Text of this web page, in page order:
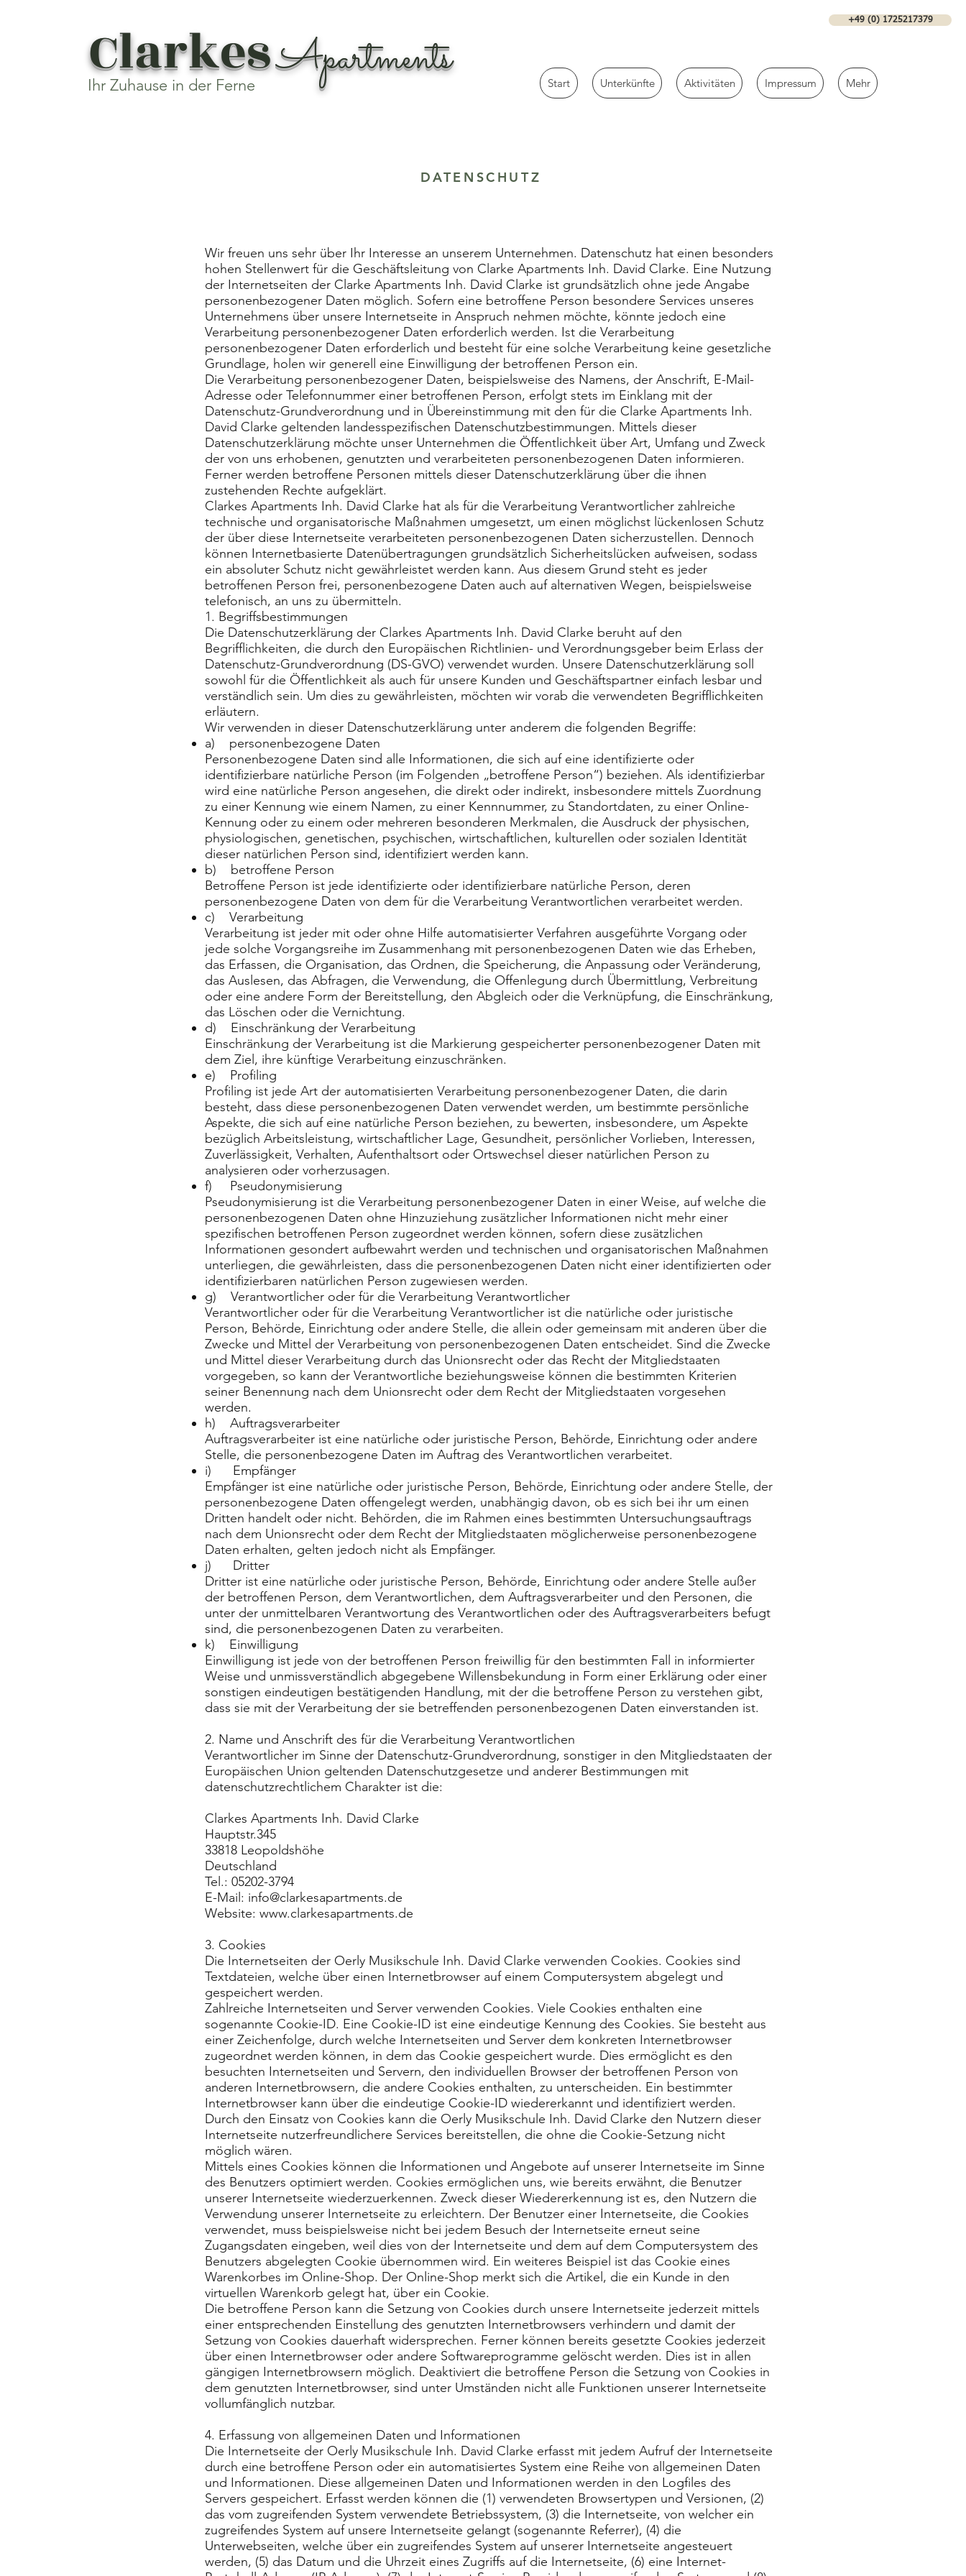
ClarkesApartments
Ihr Zuhause in der Ferne
+49 (0) 1725217379
Start Unterkünfte Aktivitäten Impressum Mehr
DATENSCHUTZ
Wir freuen uns sehr über Ihr Interesse an unserem Unternehmen. Datenschutz hat einen besonders
hohen Stellenwert für die Geschäftsleitung von Clarke Apartments Inh. David Clarke. Eine Nutzung
der Internetseiten der Clarke Apartments Inh. David Clarke ist grundsätzlich ohne jede Angabe
personenbezogener Daten möglich. Sofern eine betroffene Person besondere Services unseres
Unternehmens über unsere Internetseite in Anspruch nehmen möchte, könnte jedoch eine
Verarbeitung personenbezogener Daten erforderlich werden. Ist die Verarbeitung
personenbezogener Daten erforderlich und besteht für eine solche Verarbeitung keine gesetzliche
Grundlage, holen wir generell eine Einwilligung der betroffenen Person ein.
Die Verarbeitung personenbezogener Daten, beispielsweise des Namens, der Anschrift, E-Mail-
Adresse oder Telefonnummer einer betroffenen Person, erfolgt stets im Einklang mit der
Datenschutz-Grundverordnung und in Übereinstimmung mit den für die Clarke Apartments Inh.
David Clarke geltenden landesspezifischen Datenschutzbestimmungen. Mittels dieser
Datenschutzerklärung möchte unser Unternehmen die Öffentlichkeit über Art, Umfang und Zweck
der von uns erhobenen, genutzten und verarbeiteten personenbezogenen Daten informieren.
Ferner werden betroffene Personen mittels dieser Datenschutzerklärung über die ihnen
zustehenden Rechte aufgeklärt.
Clarkes Apartments Inh. David Clarke hat als für die Verarbeitung Verantwortlicher zahlreiche
technische und organisatorische Maßnahmen umgesetzt, um einen möglichst lückenlosen Schutz
der über diese Internetseite verarbeiteten personenbezogenen Daten sicherzustellen. Dennoch
können Internetbasierte Datenübertragungen grundsätzlich Sicherheitslücken aufweisen, sodass
ein absoluter Schutz nicht gewährleistet werden kann. Aus diesem Grund steht es jeder
betroffenen Person frei, personenbezogene Daten auch auf alternativen Wegen, beispielsweise
telefonisch, an uns zu übermitteln.
1. Begriffsbestimmungen
Die Datenschutzerklärung der Clarkes Apartments Inh. David Clarke beruht auf den
Begrifflichkeiten, die durch den Europäischen Richtlinien- und Verordnungsgeber beim Erlass der
Datenschutz-Grundverordnung (DS-GVO) verwendet wurden. Unsere Datenschutzerklärung soll
sowohl für die Öffentlichkeit als auch für unsere Kunden und Geschäftspartner einfach lesbar und
verständlich sein. Um dies zu gewährleisten, möchten wir vorab die verwendeten Begrifflichkeiten
erläutern.
Wir verwenden in dieser Datenschutzerklärung unter anderem die folgenden Begriffe:
a) personenbezogene Daten
Personenbezogene Daten sind alle Informationen, die sich auf eine identifizierte oder
identifizierbare natürliche Person (im Folgenden „betroffene Person“) beziehen. Als identifizierbar
wird eine natürliche Person angesehen, die direkt oder indirekt, insbesondere mittels Zuordnung
zu einer Kennung wie einem Namen, zu einer Kennnummer, zu Standortdaten, zu einer Online-
Kennung oder zu einem oder mehreren besonderen Merkmalen, die Ausdruck der physischen,
physiologischen, genetischen, psychischen, wirtschaftlichen, kulturellen oder sozialen Identität
dieser natürlichen Person sind, identifiziert werden kann.
b) betroffene Person
Betroffene Person ist jede identifizierte oder identifizierbare natürliche Person, deren
personenbezogene Daten von dem für die Verarbeitung Verantwortlichen verarbeitet werden.
c) Verarbeitung
Verarbeitung ist jeder mit oder ohne Hilfe automatisierter Verfahren ausgeführte Vorgang oder
jede solche Vorgangsreihe im Zusammenhang mit personenbezogenen Daten wie das Erheben,
das Erfassen, die Organisation, das Ordnen, die Speicherung, die Anpassung oder Veränderung,
das Auslesen, das Abfragen, die Verwendung, die Offenlegung durch Übermittlung, Verbreitung
oder eine andere Form der Bereitstellung, den Abgleich oder die Verknüpfung, die Einschränkung,
das Löschen oder die Vernichtung.
d) Einschränkung der Verarbeitung
Einschränkung der Verarbeitung ist die Markierung gespeicherter personenbezogener Daten mit
dem Ziel, ihre künftige Verarbeitung einzuschränken.
e) Profiling
Profiling ist jede Art der automatisierten Verarbeitung personenbezogener Daten, die darin
besteht, dass diese personenbezogenen Daten verwendet werden, um bestimmte persönliche
Aspekte, die sich auf eine natürliche Person beziehen, zu bewerten, insbesondere, um Aspekte
bezüglich Arbeitsleistung, wirtschaftlicher Lage, Gesundheit, persönlicher Vorlieben, Interessen,
Zuverlässigkeit, Verhalten, Aufenthaltsort oder Ortswechsel dieser natürlichen Person zu
analysieren oder vorherzusagen.
f) Pseudonymisierung
Pseudonymisierung ist die Verarbeitung personenbezogener Daten in einer Weise, auf welche die
personenbezogenen Daten ohne Hinzuziehung zusätzlicher Informationen nicht mehr einer
spezifischen betroffenen Person zugeordnet werden können, sofern diese zusätzlichen
Informationen gesondert aufbewahrt werden und technischen und organisatorischen Maßnahmen
unterliegen, die gewährleisten, dass die personenbezogenen Daten nicht einer identifizierten oder
identifizierbaren natürlichen Person zugewiesen werden.
g) Verantwortlicher oder für die Verarbeitung Verantwortlicher
Verantwortlicher oder für die Verarbeitung Verantwortlicher ist die natürliche oder juristische
Person, Behörde, Einrichtung oder andere Stelle, die allein oder gemeinsam mit anderen über die
Zwecke und Mittel der Verarbeitung von personenbezogenen Daten entscheidet. Sind die Zwecke
und Mittel dieser Verarbeitung durch das Unionsrecht oder das Recht der Mitgliedstaaten
vorgegeben, so kann der Verantwortliche beziehungsweise können die bestimmten Kriterien
seiner Benennung nach dem Unionsrecht oder dem Recht der Mitgliedstaaten vorgesehen
werden.
h) Auftragsverarbeiter
Auftragsverarbeiter ist eine natürliche oder juristische Person, Behörde, Einrichtung oder andere
Stelle, die personenbezogene Daten im Auftrag des Verantwortlichen verarbeitet.
i) Empfänger
Empfänger ist eine natürliche oder juristische Person, Behörde, Einrichtung oder andere Stelle, der
personenbezogene Daten offengelegt werden, unabhängig davon, ob es sich bei ihr um einen
Dritten handelt oder nicht. Behörden, die im Rahmen eines bestimmten Untersuchungsauftrags
nach dem Unionsrecht oder dem Recht der Mitgliedstaaten möglicherweise personenbezogene
Daten erhalten, gelten jedoch nicht als Empfänger.
j) Dritter
Dritter ist eine natürliche oder juristische Person, Behörde, Einrichtung oder andere Stelle außer
der betroffenen Person, dem Verantwortlichen, dem Auftragsverarbeiter und den Personen, die
unter der unmittelbaren Verantwortung des Verantwortlichen oder des Auftragsverarbeiters befugt
sind, die personenbezogenen Daten zu verarbeiten.
k) Einwilligung
Einwilligung ist jede von der betroffenen Person freiwillig für den bestimmten Fall in informierter
Weise und unmissverständlich abgegebene Willensbekundung in Form einer Erklärung oder einer
sonstigen eindeutigen bestätigenden Handlung, mit der die betroffene Person zu verstehen gibt,
dass sie mit der Verarbeitung der sie betreffenden personenbezogenen Daten einverstanden ist.
2. Name und Anschrift des für die Verarbeitung Verantwortlichen
Verantwortlicher im Sinne der Datenschutz-Grundverordnung, sonstiger in den Mitgliedstaaten der
Europäischen Union geltenden Datenschutzgesetze und anderer Bestimmungen mit
datenschutzrechtlichem Charakter ist die:
Clarkes Apartments Inh. David Clarke
Hauptstr.345
33818 Leopoldshöhe
Deutschland
Tel.: 05202-3794
E-Mail: info@clarkesapartments.de
Website: www.clarkesapartments.de
3. Cookies
Die Internetseiten der Oerly Musikschule Inh. David Clarke verwenden Cookies. Cookies sind
Textdateien, welche über einen Internetbrowser auf einem Computersystem abgelegt und
gespeichert werden.
Zahlreiche Internetseiten und Server verwenden Cookies. Viele Cookies enthalten eine
sogenannte Cookie-ID. Eine Cookie-ID ist eine eindeutige Kennung des Cookies. Sie besteht aus
einer Zeichenfolge, durch welche Internetseiten und Server dem konkreten Internetbrowser
zugeordnet werden können, in dem das Cookie gespeichert wurde. Dies ermöglicht es den
besuchten Internetseiten und Servern, den individuellen Browser der betroffenen Person von
anderen Internetbrowsern, die andere Cookies enthalten, zu unterscheiden. Ein bestimmter
Internetbrowser kann über die eindeutige Cookie-ID wiedererkannt und identifiziert werden.
Durch den Einsatz von Cookies kann die Oerly Musikschule Inh. David Clarke den Nutzern dieser
Internetseite nutzerfreundlichere Services bereitstellen, die ohne die Cookie-Setzung nicht
möglich wären.
Mittels eines Cookies können die Informationen und Angebote auf unserer Internetseite im Sinne
des Benutzers optimiert werden. Cookies ermöglichen uns, wie bereits erwähnt, die Benutzer
unserer Internetseite wiederzuerkennen. Zweck dieser Wiedererkennung ist es, den Nutzern die
Verwendung unserer Internetseite zu erleichtern. Der Benutzer einer Internetseite, die Cookies
verwendet, muss beispielsweise nicht bei jedem Besuch der Internetseite erneut seine
Zugangsdaten eingeben, weil dies von der Internetseite und dem auf dem Computersystem des
Benutzers abgelegten Cookie übernommen wird. Ein weiteres Beispiel ist das Cookie eines
Warenkorbes im Online-Shop. Der Online-Shop merkt sich die Artikel, die ein Kunde in den
virtuellen Warenkorb gelegt hat, über ein Cookie.
Die betroffene Person kann die Setzung von Cookies durch unsere Internetseite jederzeit mittels
einer entsprechenden Einstellung des genutzten Internetbrowsers verhindern und damit der
Setzung von Cookies dauerhaft widersprechen. Ferner können bereits gesetzte Cookies jederzeit
über einen Internetbrowser oder andere Softwareprogramme gelöscht werden. Dies ist in allen
gängigen Internetbrowsern möglich. Deaktiviert die betroffene Person die Setzung von Cookies in
dem genutzten Internetbrowser, sind unter Umständen nicht alle Funktionen unserer Internetseite
vollumfänglich nutzbar.
4. Erfassung von allgemeinen Daten und Informationen
Die Internetseite der Oerly Musikschule Inh. David Clarke erfasst mit jedem Aufruf der Internetseite
durch eine betroffene Person oder ein automatisiertes System eine Reihe von allgemeinen Daten
und Informationen. Diese allgemeinen Daten und Informationen werden in den Logfiles des
Servers gespeichert. Erfasst werden können die (1) verwendeten Browsertypen und Versionen, (2)
das vom zugreifenden System verwendete Betriebssystem, (3) die Internetseite, von welcher ein
zugreifendes System auf unsere Internetseite gelangt (sogenannte Referrer), (4) die
Unterwebseiten, welche über ein zugreifendes System auf unserer Internetseite angesteuert
werden, (5) das Datum und die Uhrzeit eines Zugriffs auf die Internetseite, (6) eine Internet-